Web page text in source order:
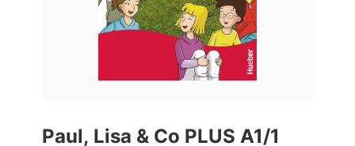
Paul, Lisa & Co PLUS A1/1